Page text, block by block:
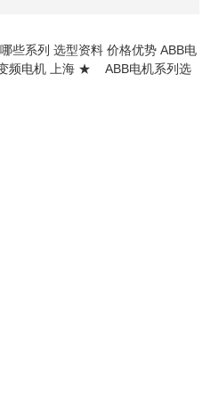
些系列 选型资料 价格优势 ABB电
变频电机 上海 ★ ABB电机系列选